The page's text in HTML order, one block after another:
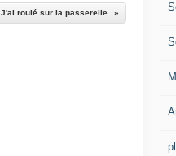
J'ai roulé sur la passerelle.